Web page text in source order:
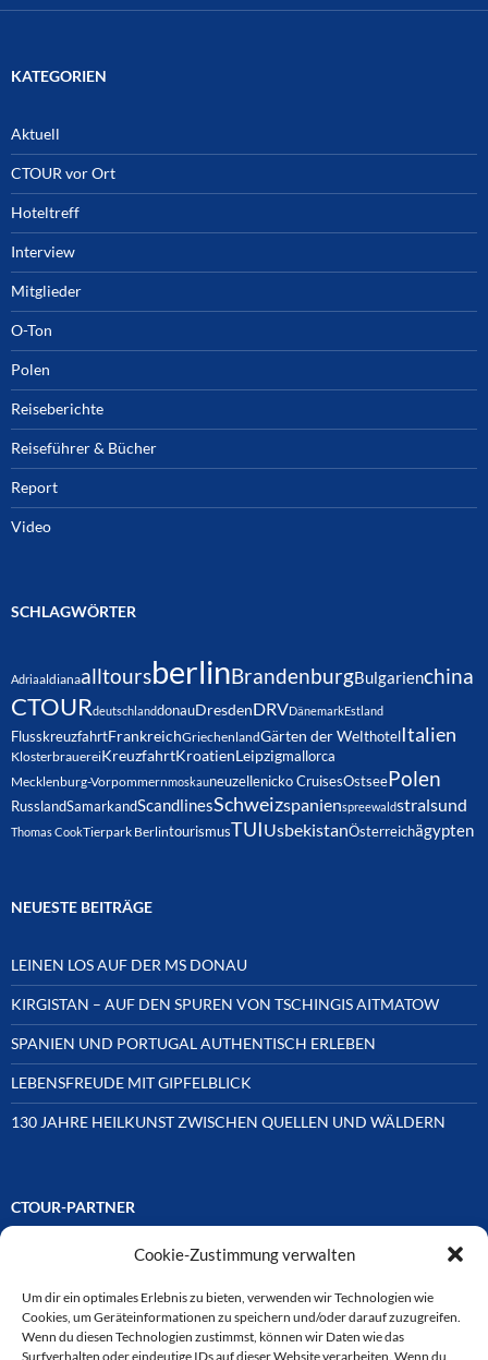
Cookie-Zustimmung verwalten
Um dir ein optimales Erlebnis zu bieten, verwenden wir Technologien wie
Cookies, um Geräteinformationen zu speichern und/oder darauf zuzugreifen.
Wenn du diesen Technologien zustimmst, können wir Daten wie das
Surfverhalten oder eindeutige IDs auf dieser Website verarbeiten. Wenn du
KATEGORIEN
Aktuell
CTOUR vor Ort
Hoteltreff
Interview
Mitglieder
O-Ton
Polen
Reiseberichte
Reiseführer & Bücher
Report
Video
SCHLAGWÖRTER
AdriaaldianaalltoursberlinBrandenburgBulgarienchina
CTOURdeutschlanddonauDresdenDRVDänemarkEstland
FlusskreuzfahrtFrankreichGriechenlandGärten der Welthotel Italien
KlosterbrauereiKreuzfahrtKroatienLeipzigmallorca
Mecklenburg-Vorpommernmoskauneuzellenicko CruisesOstseePolen
RusslandSamarkandScandlinesSchweizspanienspreewaldstralsund
Thomas CookTierpark BerlintourismusTUIUsbekistanÖsterreichägypten
NEUESTE BEITRÄGE
LEINEN LOS AUF DER MS DONAU
KIRGISTAN – AUF DEN SPUREN VON TSCHINGIS AITMATOW
SPANIEN UND PORTUGAL AUTHENTISCH ERLEBEN
LEBENSFREUDE MIT GIPFELBLICK
130 JAHRE HEILKUNST ZWISCHEN QUELLEN UND WÄLDERN
CTOUR-PARTNER
Unsere Reisejournalisten-Vereinigung ist über Mitglieder und
ausgewählten Partnern der Medien- und Tourismusbranche
verbunden. Hier eine
Auswahl der Online-Plattformen: